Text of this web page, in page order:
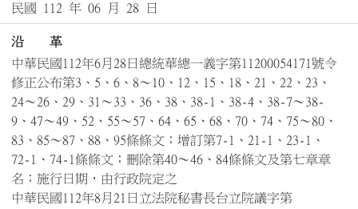
民國 112 年 06 月 28 日
沿 革
中華民國112年6月28日總統華總一義字第11200054171號令
修正公布第3、5、6、8～10、12、15、18、21、22、23、
24～26、29、31～33、36、38、38-1、38-4、38-7～38-
9、47～49、52、55～57、64、65、68、70、74、75～80、
83、85～87、88、95條條文；增訂第7-1、21-1、23-1、
72-1、74-1條條文；刪除第40～46、84條條文及第七章章
名；施行日期，由行政院定之
中華民國112年8月21日立法院秘書長台立院議字第